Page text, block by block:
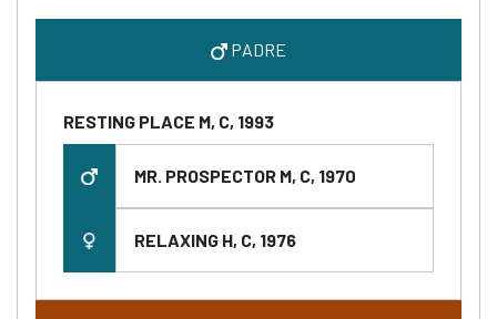
PADRE
RESTING PLACE M, C, 1993
MR. PROSPECTOR M, C, 1970
RELAXING H, C, 1976